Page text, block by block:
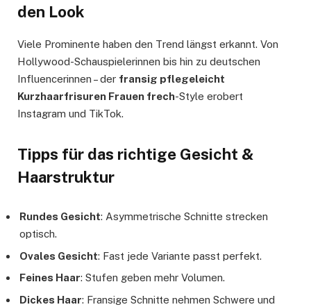
den Look
Viele Prominente haben den Trend längst erkannt. Von
Hollywood-Schauspielerinnen bis hin zu deutschen
Influencerinnen – der fransig pflegeleicht
Kurzhaarfrisuren Frauen frech-Style erobert
Instagram und TikTok.
Tipps für das richtige Gesicht &
Haarstruktur
Rundes Gesicht: Asymmetrische Schnitte strecken
optisch.
Ovales Gesicht: Fast jede Variante passt perfekt.
Feines Haar: Stufen geben mehr Volumen.
Dickes Haar: Fransige Schnitte nehmen Schwere und